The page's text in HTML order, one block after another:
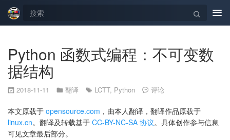
Python 函数式编程：不可变数
据结构
2018-11-11 翻译 LCTT, Python 评论
本文原载于 opensource.com ，由本人翻译，翻译作品原载于
linux.cn。翻译及转载基于 CC-BY-NC-SA 协议。具体创作参与信息
可见文章最后部分。